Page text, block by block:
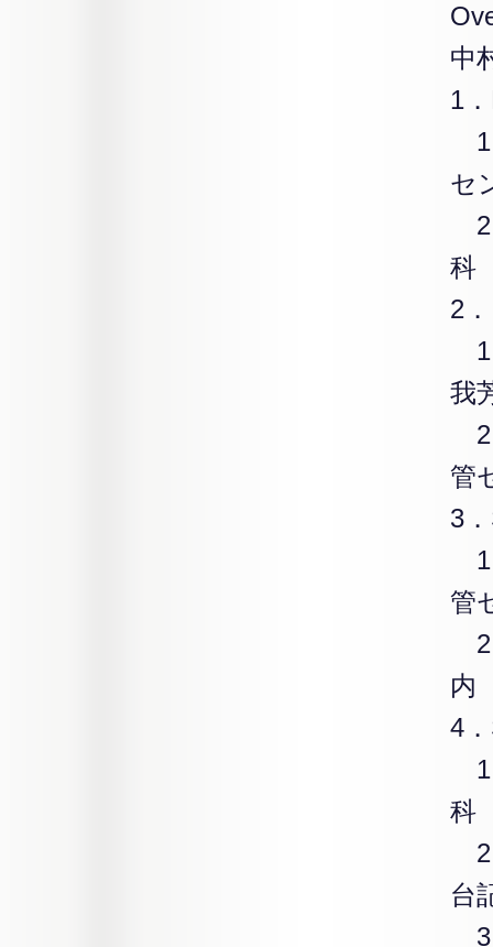
中
1
1
セ
2
科
2
1
我
2
管
3
1
管
2
内
4
1
科
2
台
3